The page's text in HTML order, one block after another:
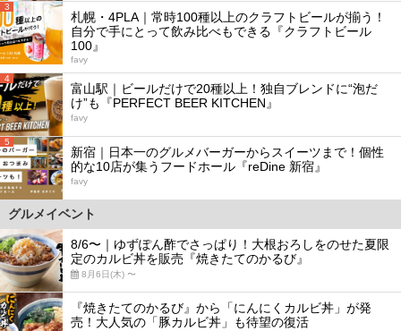
3
札幌・4PLA｜常時100種以上のクラフトビールが揃う！
自分で手にとって飲み比べもできる『クラフトビール
100』
favy
4
富山駅｜ビールだけで20種以上！独自ブレンドに“泡だ
け”も『PERFECT BEER KITCHEN』
favy
5
新宿｜日本一のグルメバーガーからスイーツまで！個性
的な10店が集うフードホール『reDine 新宿』
favy
グルメイベント
8/6〜｜ゆずぽん酢でさっぱり！大根おろしをのせた夏限
定のカルビ丼を販売『焼きたてのかるび』
8月6日(木) 〜
『焼きたてのかるび』から「にんにくカルビ丼」が発
売！大人気の「豚カルビ丼」も待望の復活